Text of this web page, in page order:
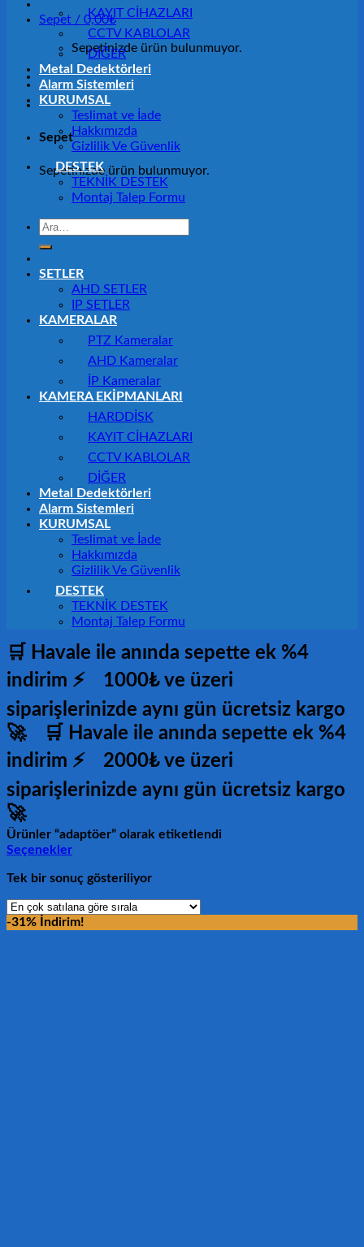
Sepet / 0,00₺
Sepetinizde ürün bulunmuyor.
Sepet
Sepetinizde ürün bulunmuyor.
KAYIT CİHAZLARI
CCTV KABLOLAR
DİĞER
Metal Dedektörleri
Alarm Sistemleri
KURUMSAL
Teslimat ve İade
Hakkımızda
Gizlilik Ve Güvenlik
DESTEK
TEKNİK DESTEK
Montaj Talep Formu
Ara:
SETLER
AHD SETLER
IP SETLER
KAMERALAR
PTZ Kameralar
AHD Kameralar
İP Kameralar
KAMERA EKİPMANLARI
HARDDİSK
KAYIT CİHAZLARI
CCTV KABLOLAR
DİĞER
Metal Dedektörleri
Alarm Sistemleri
KURUMSAL
Teslimat ve İade
Hakkımızda
Gizlilik Ve Güvenlik
DESTEK
TEKNİK DESTEK
Montaj Talep Formu
🛒 Havale ile anında sepette ek %4
indirim ⚡
1000₺ ve üzeri
siparişlerinizde aynı gün ücretsiz kargo
🚀
🛒 Havale ile anında sepette ek %4
indirim ⚡
2000₺ ve üzeri
siparişlerinizde aynı gün ücretsiz kargo
🚀
Ürünler “adaptöer” olarak etiketlendi
Seçenekler
Tek bir sonuç gösteriliyor
-31% İndirim!